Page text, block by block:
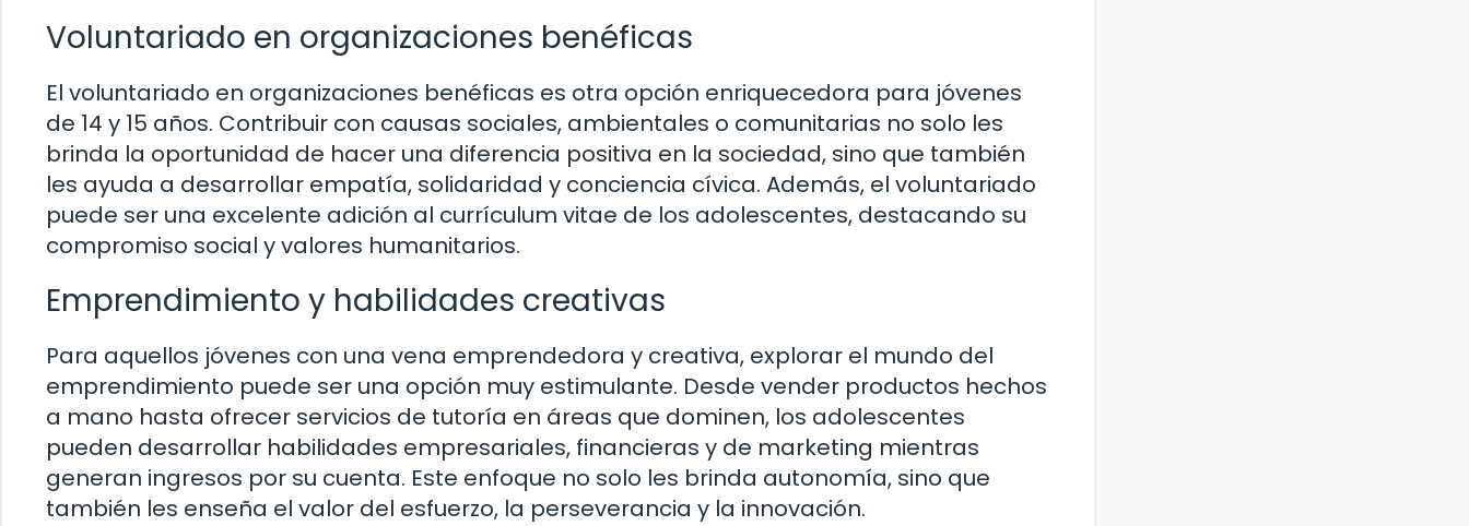
Voluntariado en organizaciones benéficas
El voluntariado en organizaciones benéficas es otra opción enriquecedora para jóvenes
de 14 y 15 años. Contribuir con causas sociales, ambientales o comunitarias no solo les
brinda la oportunidad de hacer una diferencia positiva en la sociedad, sino que también
les ayuda a desarrollar empatía, solidaridad y conciencia cívica. Además, el voluntariado
puede ser una excelente adición al currículum vitae de los adolescentes, destacando su
compromiso social y valores humanitarios.
Emprendimiento y habilidades creativas
Para aquellos jóvenes con una vena emprendedora y creativa, explorar el mundo del
emprendimiento puede ser una opción muy estimulante. Desde vender productos hechos
a mano hasta ofrecer servicios de tutoría en áreas que dominen, los adolescentes
pueden desarrollar habilidades empresariales, financieras y de marketing mientras
generan ingresos por su cuenta. Este enfoque no solo les brinda autonomía, sino que
también les enseña el valor del esfuerzo, la perseverancia y la innovación.